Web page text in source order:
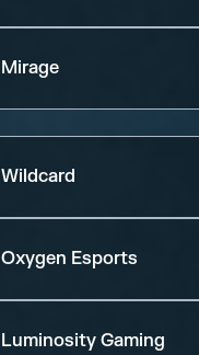
Mirage
Wildcard
Oxygen Esports
Luminosity Gaming